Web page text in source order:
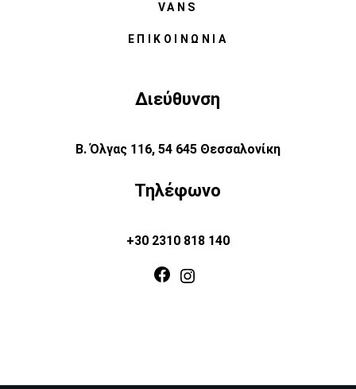
VANS
ΕΠΙΚΟΙΝΩΝΊΑ
Διεύθυνση
Β. Όλγας 116, 54 645 Θεσσαλονίκη
Τηλέφωνο
+30 2310 818 140
Facebook
Instagram